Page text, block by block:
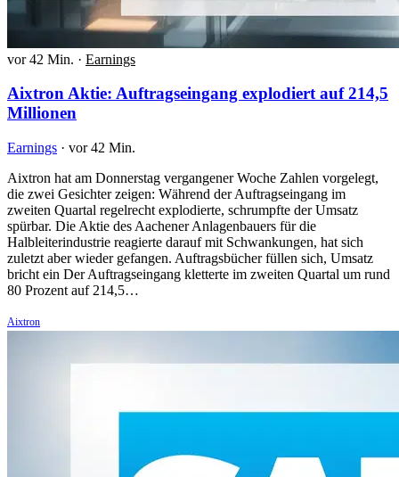
vor 42 Min. · Earnings
Aixtron Aktie: Auftragseingang explodiert auf 214,5
Millionen
Earnings · vor 42 Min.
Aixtron hat am Donnerstag vergangener Woche Zahlen vorgelegt,
die zwei Gesichter zeigen: Während der Auftragseingang im
zweiten Quartal regelrecht explodierte, schrumpfte der Umsatz
spürbar. Die Aktie des Aachener Anlagenbauers für die
Halbleiterindustrie reagierte darauf mit Schwankungen, hat sich
zuletzt aber wieder gefangen. Auftragsbücher füllen sich, Umsatz
bricht ein Der Auftragseingang kletterte im zweiten Quartal um rund
80 Prozent auf 214,5…
Aixtron